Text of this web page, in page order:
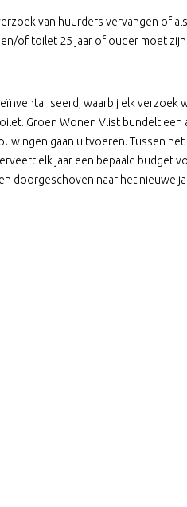
van huurders vervangen of
of toilet 25 jaar of ouder moet
waarbij elk
Groen Wonen Vlist bundelt een
gaan uitvoeren. Tussen
elk jaar een bepaald budget
doorgeschoven naar het nieuwe